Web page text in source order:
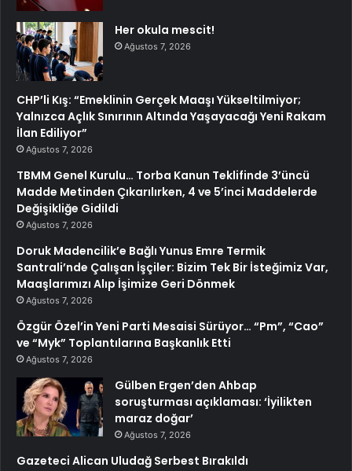
Her okula mescit!
Ağustos 7, 2026
CHP’li Kış: “Emeklinin Gerçek Maaşı Yükseltilmiyor;
Yalnızca Açlık Sınırının Altında Yaşayacağı Yeni Rakam
İlan Ediliyor”
Ağustos 7, 2026
TBMM Genel Kurulu… Torba Kanun Teklifinde 3’üncü
Madde Metinden Çıkarılırken, 4 ve 5’inci Maddelerde
Değişikliğe Gidildi
Ağustos 7, 2026
Doruk Madencilik’e Bağlı Yunus Emre Termik
Santrali’nde Çalışan İşçiler: Bizim Tek Bir İsteğimiz Var,
Maaşlarımızı Alıp İşimize Geri Dönmek
Ağustos 7, 2026
Özgür Özel’in Yeni Parti Mesaisi Sürüyor… “Pm”, “Cao”
ve “Myk” Toplantılarına Başkanlık Etti
Ağustos 7, 2026
Gülben Ergen’den Ahbap
soruşturması açıklaması: ‘İyilikten
maraz doğar’
Ağustos 7, 2026
Gazeteci Alican Uludağ Serbest Bırakıldı